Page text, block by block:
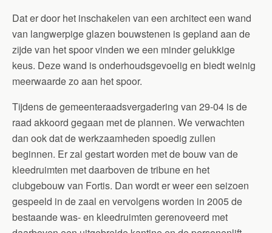
Dat er door het inschakelen van een architect een wand
van langwerpige glazen bouwstenen is gepland aan de
zijde van het spoor vinden we een minder gelukkige
keus. Deze wand is onderhoudsgevoelig en biedt weinig
meerwaarde zo aan het spoor.
Tijdens de gemeenteraadsvergadering van 29-04 is de
raad akkoord gegaan met de plannen. We verwachten
dan ook dat de werkzaamheden spoedig zullen
beginnen. Er zal gestart worden met de bouw van de
kleedruimten met daarboven de tribune en het
clubgebouw van Fortis. Dan wordt er weer een seizoen
gespeeld in de zaal en vervolgens worden in 2005 de
bestaande was- en kleedruimten gerenoveerd met